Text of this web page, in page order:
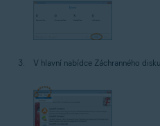
V hlavní nabídce Záchranného